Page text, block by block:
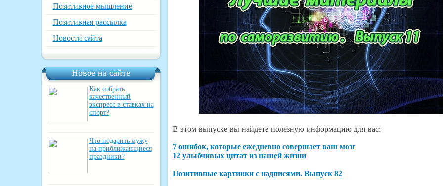
Позитивное мышление
Позитивная рассылка
Новости сайта
Новое на сайте
Как собрать
качественный
экспресс в ставках на
спорт?
Что подарить мужу
на приближающиеся
праздники?
В этом выпуске вы найдете полезную информацию для вас:
7 ошибок, которые ежедневно совершает ваш мозг
12 улыбчивых цитат из нашей жизни
Позитивные картинки с надписями. Выпуск 82